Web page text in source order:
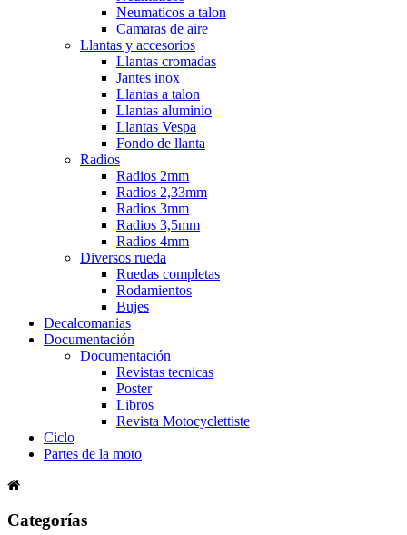
Neumaticos a talon
Camaras de aire
Llantas y accesorios
Llantas cromadas
Jantes inox
Llantas a talon
Llantas aluminio
Llantas Vespa
Fondo de llanta
Radios
Radios 2mm
Radios 2,33mm
Radios 3mm
Radios 3,5mm
Radios 4mm
Diversos rueda
Ruedas completas
Rodamientos
Bujes
Decalcomanias
Documentación
Documentación
Revistas tecnicas
Poster
Libros
Revista Motocyclettiste
Ciclo
Partes de la moto
Categorías